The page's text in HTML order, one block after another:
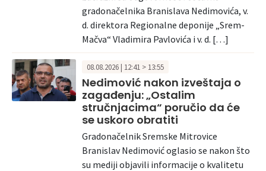
gradonačelnika Branislava Nedimovića, v.
d. direktora Regionalne deponije „Srem-
Mačva“ Vladimira Pavlovića i v. d. […]
08.08.2026 | 12:41 > 13:55
Nedimović nakon izveštaja o
zagađenju: „Ostalim
stručnjacima“ poručio da će
se uskoro obratiti
Gradonačelnik Sremske Mitrovice
Branislav Nedimović oglasio se nakon što
su mediji objavili informacije o kvalitetu